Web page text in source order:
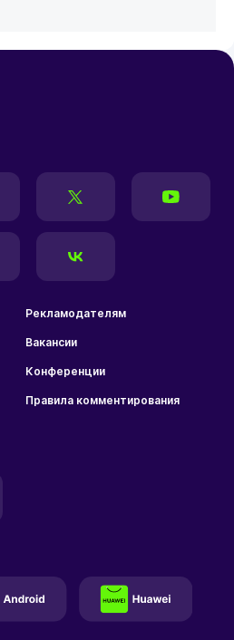
Рекламодателям
Вакансии
Конференции
Правила комментирования